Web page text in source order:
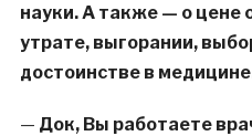
науки. А также — о цене
утрате, выгорании,
достоинстве в
— Док, Вы работаете